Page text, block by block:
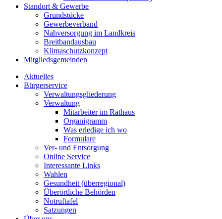
Standort & Gewerbe
Grundstücke
Gewerbeverband
Nahversorgung im Landkreis
Breitbandausbau
Klimaschutzkonzept
Mitgliedsgemeinden
Aktuelles
Bürgerservice
Verwaltungsgliederung
Verwaltung
Mitarbeiter im Rathaus
Organigramm
Was erledige ich wo
Formulare
Ver- und Entsorgung
Online Service
Interessante Links
Wahlen
Gesundheit (überregional)
Überörtliche Behörden
Notruftafel
Satzungen